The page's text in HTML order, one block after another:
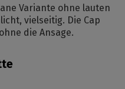
Variante ohne lauten
vielseitig. Die Cap
die Ansage.